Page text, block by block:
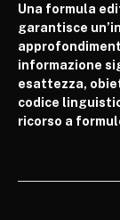
Una formula
garantisce
informazione
esattezza,
codice
ricorso a